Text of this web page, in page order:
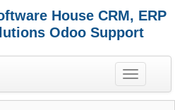
House CRM, ERP
Odoo Support
T
o
g